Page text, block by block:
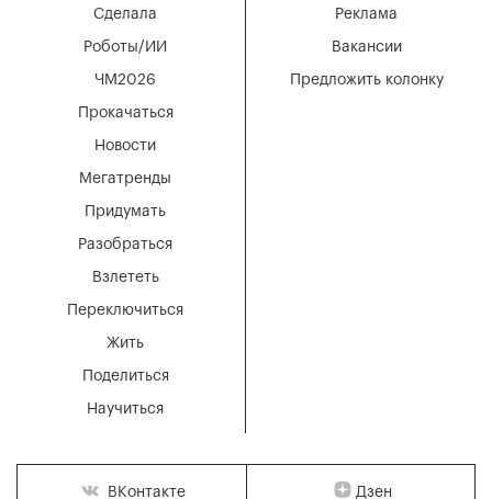
Мегатренды
Придумать
Разобраться
Взлететь
Новости
Переключиться
Жить
Поделиться
Научиться
Сделала
Роботы/ИИ
ЧМ2026
Прокачаться
Вакансии
Реклама
Предложить колонку
ВКонтакте Дзен